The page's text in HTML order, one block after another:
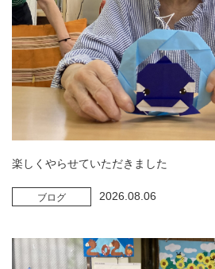
楽しくやらせていただきました
ブログ 2026.08.06